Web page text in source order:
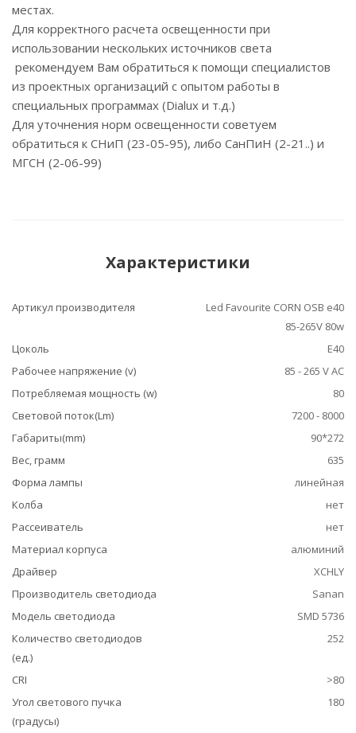
местах.
Для корректного расчета освещенности при
использовании нескольких источников света
рекомендуем Вам обратиться к помощи специалистов
из проектных организаций с опытом работы в
специальных программах (Dialux и т.д.)
Для уточнения норм освещенности советуем
обратиться к СНиП (23-05-95), либо СанПиН (2-21..) и
МГСН (2-06-99)
Характеристики
Артикул производителя
Led Favourite CORN OSB e40
85-265V 80w
Цоколь
E40
Рабочее напряжение (v)
85 - 265 V AC
Потребляемая мощность (w)
80
Световой поток(Lm)
7200 - 8000
Габариты(mm)
90*272
Вес, грамм
635
Форма лампы
линейная
Колба
нет
Рассеиватель
нет
Материал корпуса
алюминий
Драйвер
XCHLY
Производитель светодиода
Sanan
Модель светодиода
SMD 5736
Количество светодиодов
(ед.)
252
CRI
>80
Угол светового пучка
(градусы)
180